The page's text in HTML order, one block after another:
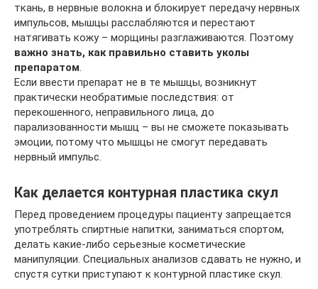
ткань, в нервные волокна и блокирует передачу нервных
импульсов, мышцы расслабляются и перестают
натягивать кожу – морщины разглаживаются. Поэтому
важно знать, как правильно ставить уколы
препаратом.
Если ввести препарат не в те мышцы, возникнут
практически необратимые последствия: от
перекошенного, неправильного лица, до
парализованности мышц – вы не сможете показывать
эмоции, потому что мышцы не смогут передавать
нервный импульс.
Как делается контурная пластика скул
Перед проведением процедуры пациенту запрещается
употреблять спиртные напитки, заниматься спортом,
делать какие-либо серьезные косметические
манипуляции. Специальных анализов сдавать не нужно, и
спустя сутки приступают к контурной пластике скул.